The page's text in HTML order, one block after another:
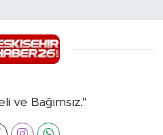
ve Bağımsız."